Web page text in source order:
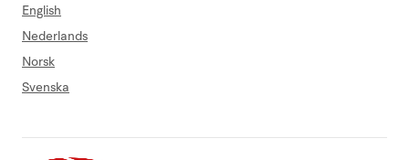
English
Nederlands
Norsk
Svenska